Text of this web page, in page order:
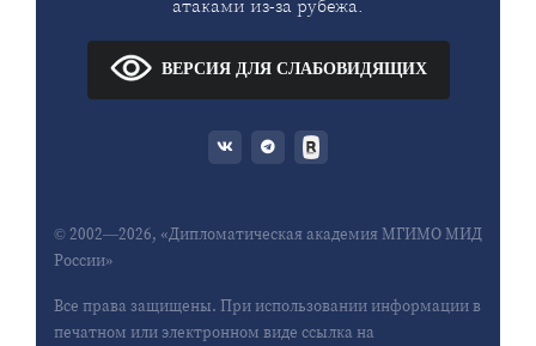
атаками из-за рубежа.
ВЕРСИЯ ДЛЯ СЛАБОВИДЯЩИХ
© 2002—2026, «Дипломатическая академия МГИМО МИД
России»
Все права защищены. При использовании информации в
печатном или электронном виде ссылка на